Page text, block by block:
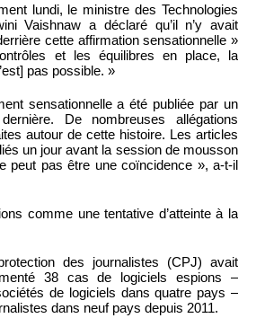
lundi, le ministre des Technologies
Vaishnaw a déclaré qu’il n’y avait
cette affirmation sensationnelle »
et les équilibres en place, la
pas possible. »
sensationnelle a été publiée par un
De nombreuses allégations
autour de cette histoire. Les articles
un jour avant la session de mousson
peut pas être une coïncidence », a-t-il
comme une tentative d’atteinte à la
des journalistes (CPJ) avait
38 cas de logiciels espions –
de logiciels dans quatre pays –
dans neuf pays depuis 2011.